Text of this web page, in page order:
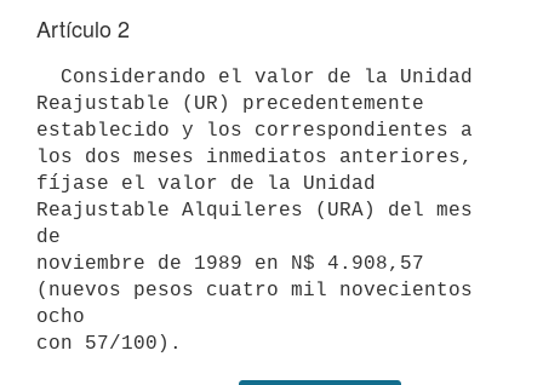
Artículo 2
Reajustable (UR) precedentemente
establecido y los correspondientes a
los dos meses inmediatos anteriores,
fíjase el valor de la Unidad
Reajustable Alquileres (URA) del mes
de
noviembre de 1989 en N$ 4.908,57
(nuevos pesos cuatro mil novecientos
ocho